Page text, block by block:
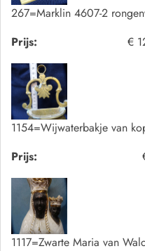
267=Marklin 4607-2
Prijs:
€
1154=Wijwaterbakje van
Prijs:
1117=Zwarte Maria van